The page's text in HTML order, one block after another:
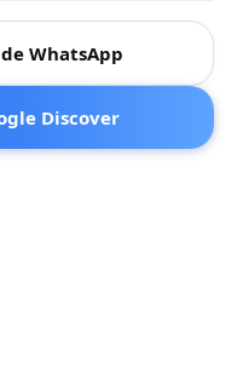
WhatsApp
Discover